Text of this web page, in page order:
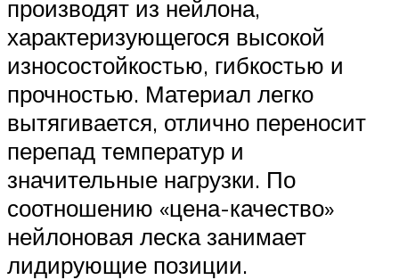
производят из нейлона,
характеризующегося высокой
износостойкостью, гибкостью и
прочностью. Материал легко
вытягивается, отлично переносит
перепад температур и
значительные нагрузки. По
соотношению «цена-качество»
нейлоновая леска занимает
лидирующие позиции.